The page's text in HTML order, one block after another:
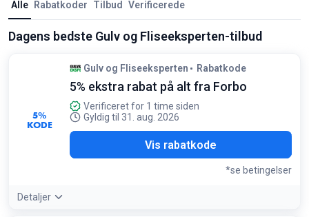
Alle Rabatkoder Tilbud Verificerede
Dagens bedste Gulv og Fliseeksperten-tilbud
5%
KODE
Gulv og Fliseeksperten Rabatkode
5% ekstra rabat på alt fra Forbo
Verificeret for 1 time siden
Gyldig til 31. aug. 2026
Vis rabatkode
*se betingelser
Detaljer